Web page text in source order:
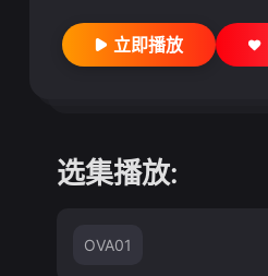
立即播放
选集播放:
OVA01